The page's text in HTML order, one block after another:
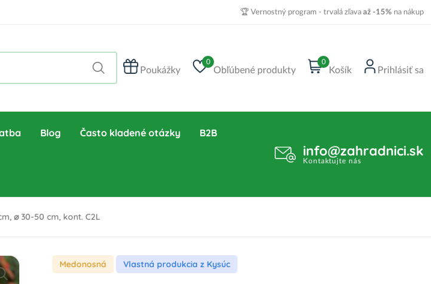
🏆 Vernostný program - trvalá zľava až -15% na nákup
Poukážky
0
Obľúbené produkty
0
Košík Prihlásiť sa
Blog Často kladené otázky B2B
info@zahradnici.sk
Kontaktujte nás
⌀ 30-50 cm, kont. C2L
Medonosná Vlastná produkcia z Kysúc